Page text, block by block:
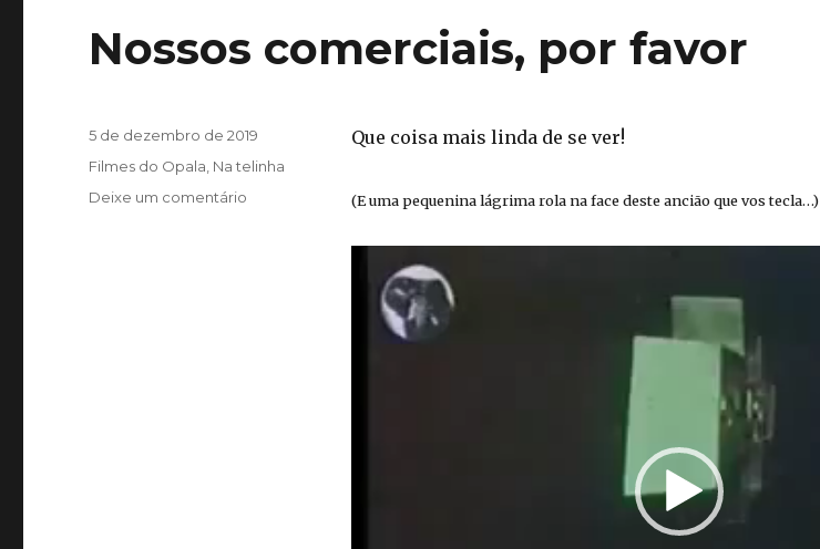
Nossos comerciais, por favor
Que coisa mais linda de se ver!
(E uma pequenina lágrima rola na face deste ancião que vos tecla…)
Tocador
vídeo
Publicado
em
5 de dezembro de 2019
Categorias
Filmes do Opala, Na telinha
Deixe um comentário